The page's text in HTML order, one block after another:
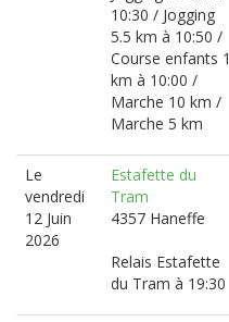
10:30 / Jogging
5.5 km à 10:50 /
Course enfants 1
km à 10:00 /
Marche 10 km /
Marche 5 km
Le
vendredi
12 Juin
2026
Estafette du
Tram
4357 Haneffe
Relais Estafette
du Tram à 19:30